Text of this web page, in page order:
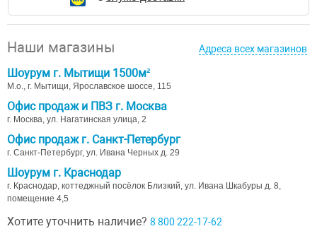
Наши магазины Адреса всех магазинов
Шоурум г. Мытищи 1500м²
М.о., г. Мытищи, Ярославское шоссе, 115
Офис продаж и ПВЗ г. Москва
г. Москва, ул. Нагатинская улица, 2
Офис продаж г. Санкт-Петербург
г. Санкт-Петербург, ул. Ивана Черных д. 29
Шоурум г. Краснодар
г. Краснодар, коттеджный посёлок Близкий, ул. Ивана Шкабуры д. 8,
помещение 4,5
Хотите уточнить наличие? 8 800 222-17-62